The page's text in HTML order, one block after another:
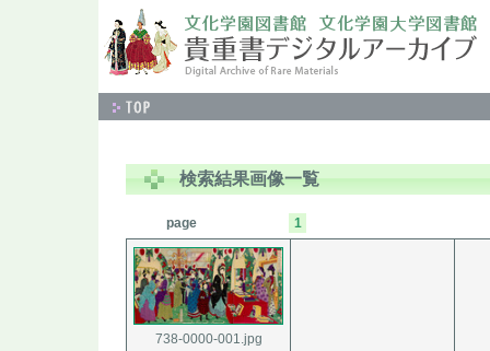
検索結果画像一覧
page 1
738-0000-001.jpg